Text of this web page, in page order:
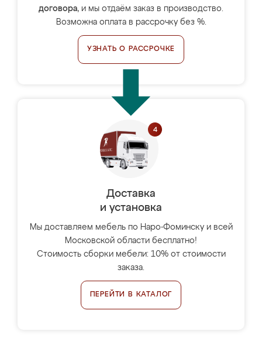
договора, и мы отдаём заказ в производство.
Возможна оплата в рассрочку без %.
УЗНАТЬ О РАССРОЧКЕ
Доставка
и установка
Мы доставляем мебель по Наро-Фоминску и всей
Московской области бесплатно!
Стоимость сборки мебели: 10% от стоимости
заказа.
ПЕРЕЙТИ В КАТАЛОГ